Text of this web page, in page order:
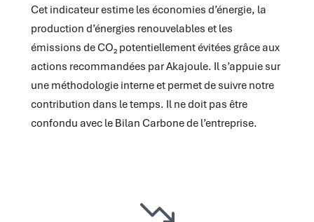
Cet indicateur estime les économies d’énergie, la
production d’énergies renouvelables et les
émissions de CO₂ potentiellement évitées grâce aux
actions recommandées par Akajoule. Il s’appuie sur
une méthodologie interne et permet de suivre notre
contribution dans le temps. Il ne doit pas être
confondu avec le Bilan Carbone de l’entreprise.